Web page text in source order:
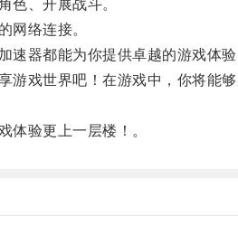
、开展战斗。
络连接。
器都能为你提供卓越的游戏体验
戏世界吧！在游戏中，你将能
验更上一层楼！。